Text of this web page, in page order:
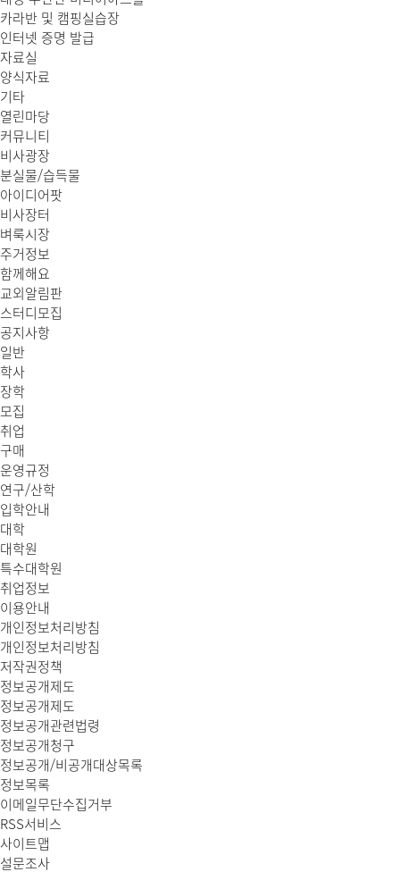
카라반 및 캠핑실습장
인터넷 증명 발급
자료실
양식자료
기타
열린마당
커뮤니티
비사광장
분실물/습득물
아이디어팟
비사장터
벼룩시장
주거정보
함께해요
교외알림판
스터디모집
공지사항
일반
학사
장학
모집
취업
구매
운영규정
연구/산학
입학안내
대학
대학원
특수대학원
취업정보
이용안내
개인정보처리방침
개인정보처리방침
저작권정책
정보공개제도
정보공개제도
정보공개관련법령
정보공개청구
정보공개/비공개대상목록
정보목록
이메일무단수집거부
RSS서비스
사이트맵
설문조사